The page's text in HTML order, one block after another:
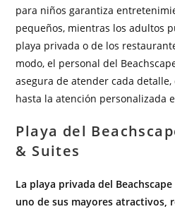
para niños garantiza
pequeños, mientras los adultos
playa privada o de los
modo, el personal del
asegura de atender cada
hasta la atención personalizada
Playa del
& Suites
La playa privada del
uno de sus mayores atractivos,